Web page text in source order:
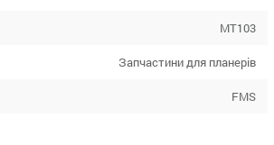
MT103
Запчастини для планерів
FMS